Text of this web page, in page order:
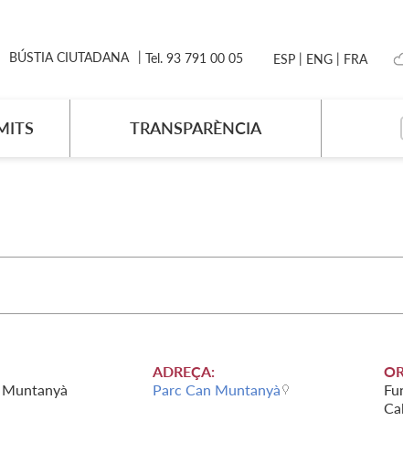
TRANSPARÈNCIA
BÚSTIA CIUTADANA Tel. 93 791 00 05 ESP | ENG | FRA
Muntanyà
ADREÇA:
Parc Can Muntanyà